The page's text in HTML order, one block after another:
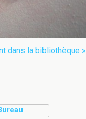
dans la bibliothèque »